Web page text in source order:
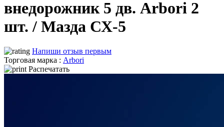
внедорожник 5 дв. Arbori 2
шт. / Мазда СХ-5
Напиши отзыв первым
Торговая марка : Arbori
Распечатать